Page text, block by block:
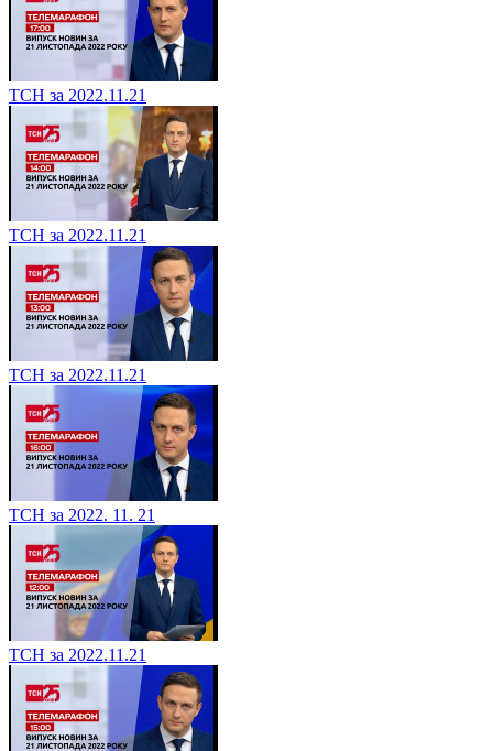
ТСН за 2022.11.21
ТСН за 2022.11.21
ТСН за 2022.11.21
ТСН за 2022. 11. 21
ТСН за 2022.11.21